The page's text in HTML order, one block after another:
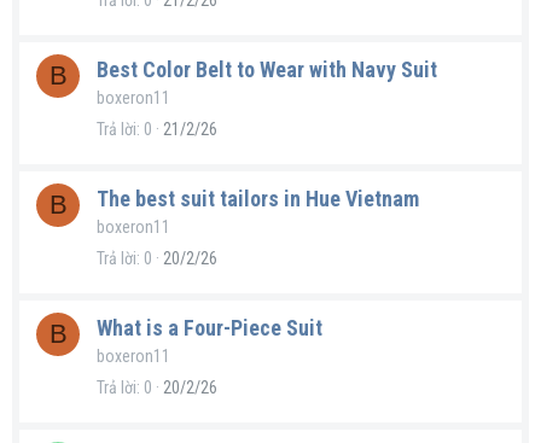
B Best Color Belt to Wear with Navy Suit
boxeron11
Trả lời 0 21/2/26
B The best suit tailors in Hue Vietnam
boxeron11
Trả lời 0 20/2/26
B What is a Four-Piece Suit
boxeron11
Trả lời 0 20/2/26